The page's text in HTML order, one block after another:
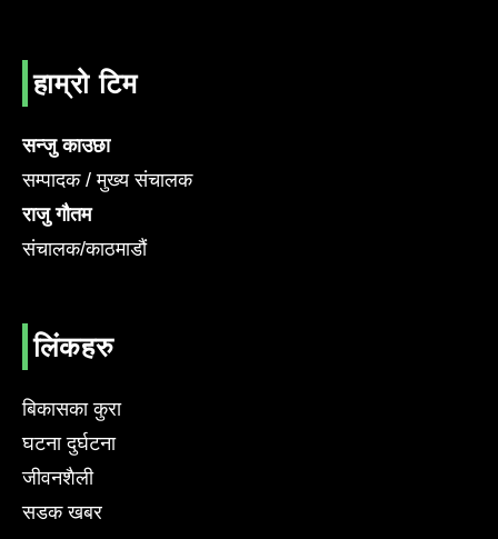
हाम्रो टिम
सन्जु काउछा
सम्पादक / मुख्य संचालक
राजु गौतम
संचालक/काठमाडौं
लिंकहरु
बिकासका कुरा
घटना दुर्घटना
जीवनशैली
सडक खबर